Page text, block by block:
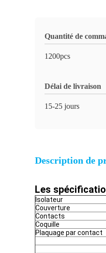
Quantité de
1200pcs
Délai de livraison
15-25 jours
Description de
Les
Isolateur
Couverture
Contacts
Coquille
Plaquage par contact